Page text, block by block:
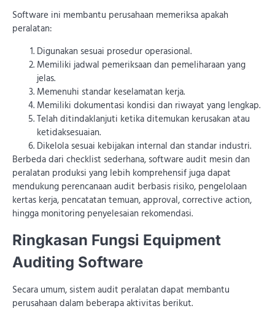
Software ini membantu perusahaan memeriksa apakah
peralatan:
Digunakan sesuai prosedur operasional.
Memiliki jadwal pemeriksaan dan pemeliharaan yang
jelas.
Memenuhi standar keselamatan kerja.
Memiliki dokumentasi kondisi dan riwayat yang lengkap.
Telah ditindaklanjuti ketika ditemukan kerusakan atau
ketidaksesuaian.
Dikelola sesuai kebijakan internal dan standar industri.
Berbeda dari checklist sederhana, software audit mesin dan
peralatan produksi yang lebih komprehensif juga dapat
mendukung perencanaan audit berbasis risiko, pengelolaan
kertas kerja, pencatatan temuan, approval, corrective action,
hingga monitoring penyelesaian rekomendasi.
Ringkasan Fungsi Equipment
Auditing Software
Secara umum, sistem audit peralatan dapat membantu
perusahaan dalam beberapa aktivitas berikut.